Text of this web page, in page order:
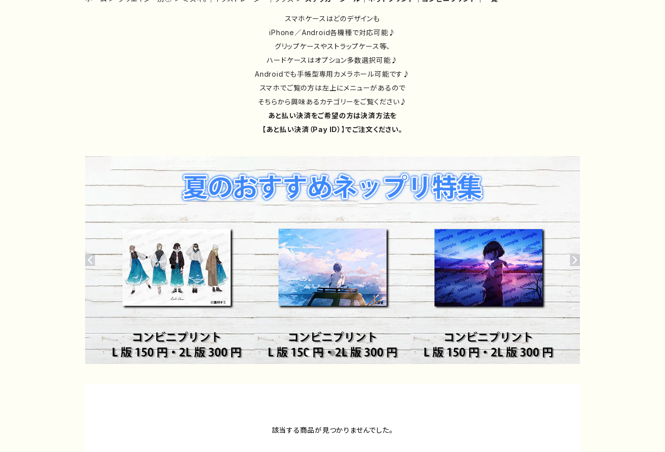
スマホケースはどのデザインも
iPhone／Android各機種で対応可能♪
グリップケースやストラップケース等、
ハードケースはオプション多数選択可能♪
Androidでも手帳型専用カメラホール可能です♪
スマホでご覧の方は左上にメニューがあるので
そちらから興味あるカテゴリーをご覧ください♪
あと払い決済をご希望の方は決済方法を
【あと払い決済（Pay ID）】でご注文ください。
該当する商品が見つかりませんでした。